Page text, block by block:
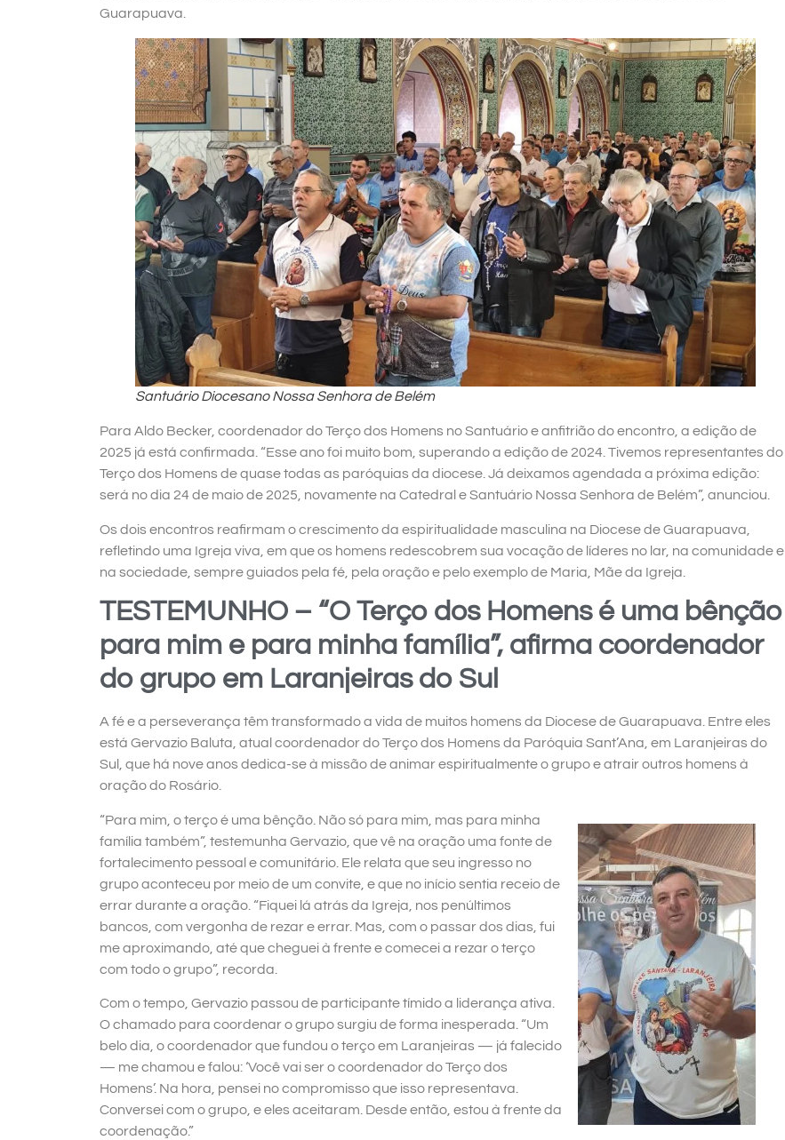
Guarapuava.
Santuário Diocesano Nossa Senhora de Belém
Para Aldo Becker, coordenador do Terço dos Homens no Santuário e anfitrião do encontro, a edição de
2025 já está confirmada. “Esse ano foi muito bom, superando a edição de 2024. Tivemos representantes do
Terço dos Homens de quase todas as paróquias da diocese. Já deixamos agendada a próxima edição:
será no dia 24 de maio de 2025, novamente na Catedral e Santuário Nossa Senhora de Belém”, anunciou.
Os dois encontros reafirmam o crescimento da espiritualidade masculina na Diocese de Guarapuava,
refletindo uma Igreja viva, em que os homens redescobrem sua vocação de líderes no lar, na comunidade e
na sociedade, sempre guiados pela fé, pela oração e pelo exemplo de Maria, Mãe da Igreja.
TESTEMUNHO – “O Terço dos Homens é uma bênção
para mim e para minha família”, afirma coordenador
do grupo em Laranjeiras do Sul
A fé e a perseverança têm transformado a vida de muitos homens da Diocese de Guarapuava. Entre eles
está Gervazio Baluta, atual coordenador do Terço dos Homens da Paróquia Sant’Ana, em Laranjeiras do
Sul, que há nove anos dedica-se à missão de animar espiritualmente o grupo e atrair outros homens à
oração do Rosário.
“Para mim, o terço é uma bênção. Não só para mim, mas para minha
família também”, testemunha Gervazio, que vê na oração uma fonte de
fortalecimento pessoal e comunitário. Ele relata que seu ingresso no
grupo aconteceu por meio de um convite, e que no início sentia receio de
errar durante a oração. “Fiquei lá atrás da Igreja, nos penúltimos
bancos, com vergonha de rezar e errar. Mas, com o passar dos dias, fui
me aproximando, até que cheguei à frente e comecei a rezar o terço
com todo o grupo”, recorda.
Com o tempo, Gervazio passou de participante tímido a liderança ativa.
O chamado para coordenar o grupo surgiu de forma inesperada. “Um
belo dia, o coordenador que fundou o terço em Laranjeiras — já falecido
— me chamou e falou: ‘Você vai ser o coordenador do Terço dos
Homens’. Na hora, pensei no compromisso que isso representava.
Conversei com o grupo, e eles aceitaram. Desde então, estou à frente da
coordenação.”